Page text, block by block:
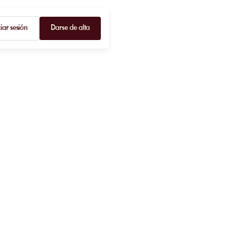
sesión Darse de alta